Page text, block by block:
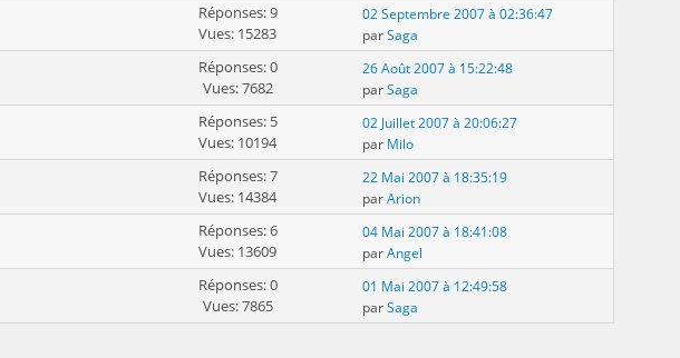
Réponses: 9
Vues: 15283
02 Septembre 2007 à 02:36:47
parSaga
Réponses: 0
Vues: 7682
26 Août 2007 à 15:22:48
parSaga
Réponses: 5
Vues: 10194
02 Juillet 2007 à 20:06:27
par Milo
Réponses: 7
Vues: 14384
22 Mai 2007 à 18:35:19
parArion
Réponses: 6
Vues: 13609
04 Mai 2007 à 18:41:08
parAngel
Réponses: 0
Vues: 7865
01 Mai 2007 à 12:49:58
parSaga